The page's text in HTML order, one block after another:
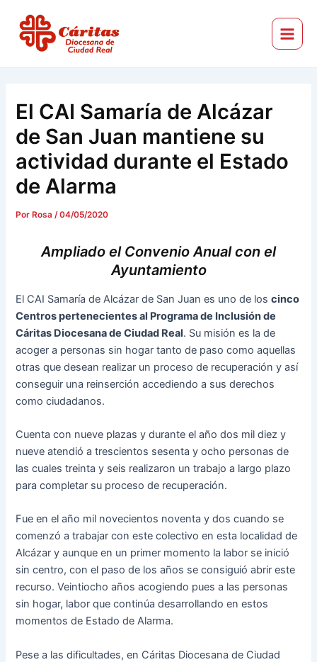
contenido
Menu
El CAI Samaría de Alcázar
de San Juan mantiene su
actividad durante el Estado
de Alarma
PorRosa /04/05/2020
Ampliado el Convenio Anual con el
Ayuntamiento
El CAI Samaría de Alcázar de San Juan es uno de loscinco
Centros pertenecientes al Programa de Inclusión de
Cáritas Diocesana de Ciudad Real. Su misión es la de
acoger a personas sin hogar tanto de paso como aquellas
otras que desean realizar un proceso de recuperación y así
conseguir una reinserción accediendo a sus derechos
como ciudadanos.
Cuenta con nueve plazas y durante el año dos mil diez y
nueve atendió a trescientos sesenta y ocho personas de
las cuales treinta y seis realizaron un trabajo a largo plazo
para completar su proceso de recuperación.
Fue en el año mil novecientos noventa y dos cuando se
comenzó a trabajar con este colectivo en esta localidad de
Alcázar y aunque en un primer momento la labor se inició
sin centro, con el paso de los años se consiguió abrir este
recurso. Veintiocho años acogiendo pues a las personas
sin hogar, labor que continúa desarrollando en estos
momentos de Estado de Alarma.
Pese a las dificultades, en Cáritas Diocesana de Ciudad
entradas